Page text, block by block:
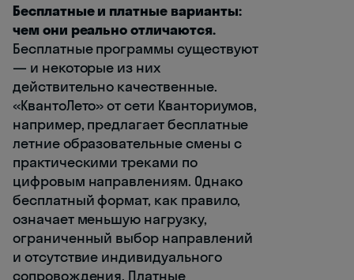
Бесплатные и платные варианты:
чем они реально отличаются.
Бесплатные программы существуют
— и некоторые из них
действительно качественные.
«КвантоЛето» от сети Кванториумов,
например, предлагает бесплатные
летние образовательные смены с
практическими треками по
цифровым направлениям. Однако
бесплатный формат, как правило,
означает меньшую нагрузку,
ограниченный выбор направлений
и отсутствие индивидуального
сопровождения. Платные